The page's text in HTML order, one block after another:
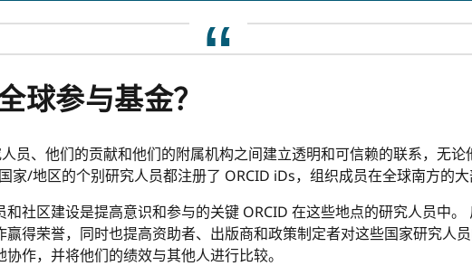
球参与基金？
员、他们的贡献和他们的附属机构之间建立透明和可信赖的联系，无
家/地区的个别研究人员都注册了 ORCID iDs，组织成员在全球南方的大
社区建设是提高意识和参与的关键 ORCID 在这些地点的研究人员中
得荣誉，同时也提高资助者、出版商和政策制定者对这些国家研究人
作，并将他们的绩效与其他人进行比较。